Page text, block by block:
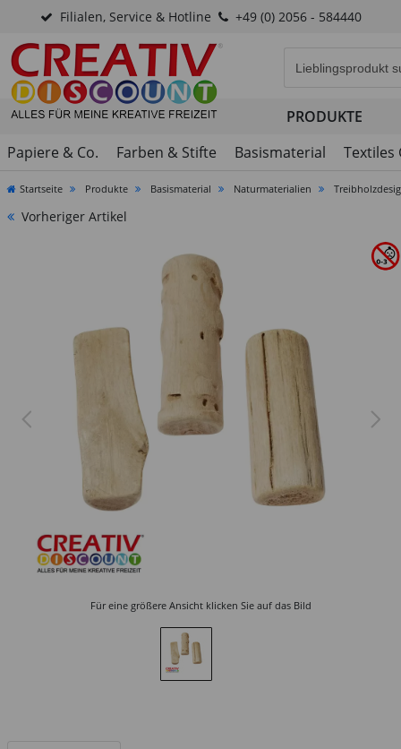
Filialen, Service & Hotline +49 (0) 2056 - 584440
PRODUKTE
Papiere & Co.
Farben & Stifte Basismaterial Textiles
Startseite Produkte Basismaterial Naturmaterialien
Vorheriger Artikel
Für eine größere Ansicht klicken Sie auf das Bild